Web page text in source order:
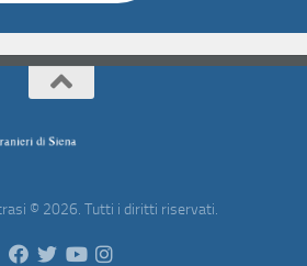
© 2026. Tutti i diritti riservati.